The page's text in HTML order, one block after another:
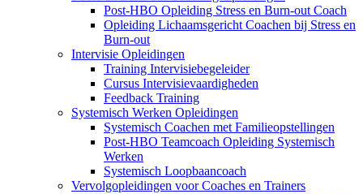
Post-HBO Opleiding Stress en Burn-out Coach
Opleiding Lichaamsgericht Coachen bij Stress en
Burn-out
Intervisie Opleidingen
Training Intervisiebegeleider
Cursus Intervisievaardigheden
Feedback Training
Systemisch Werken Opleidingen
Systemisch Coachen met Familieopstellingen
Post-HBO Teamcoach Opleiding Systemisch
Werken
Systemisch Loopbaancoach
Vervolgopleidingen voor Coaches en Trainers